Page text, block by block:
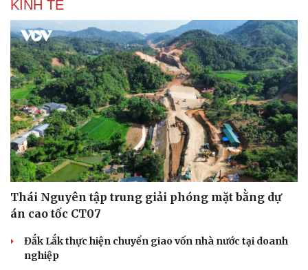
Doanh nghiệp
Thông tin doanh nghiệp
Doanh nghiệp 24h
Doanh nhân
Vì cộng đồng
Công nghệ
Sành điệu
Tin Công nghệ
Trải nghiệm
Chuyển đổi số
KINH TẾ
Thái Nguyên tập trung giải phóng mặt bằng dự
án cao tốc CT07
Đắk Lắk thực hiện chuyển giao vốn nhà nước tại doanh
nghiệp